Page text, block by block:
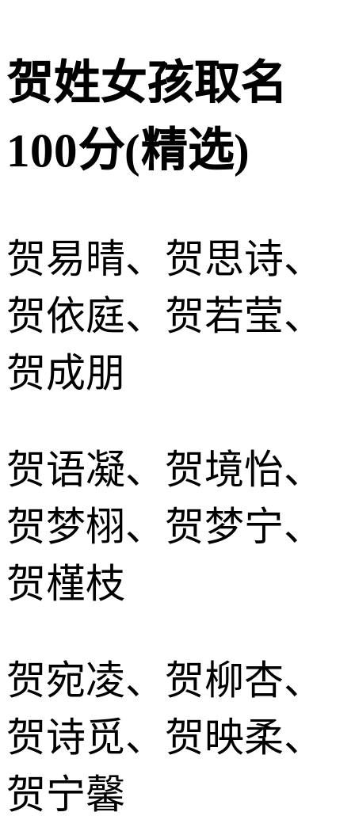
贺姓女孩取名
100分(精选)
贺易晴、贺思诗、
贺依庭、贺若莹、
贺成朋
贺语凝、贺境怡、
贺梦栩、贺梦宁、
贺槿枝
贺宛凌、贺柳杏、
贺诗觅、贺映柔、
贺宁馨